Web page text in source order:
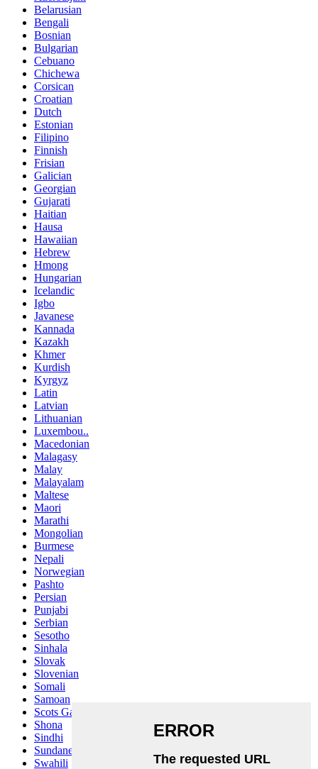
Belarusian
Bengali
Bosnian
Bulgarian
Cebuano
Chichewa
Corsican
Croatian
Dutch
Estonian
Filipino
Finnish
Frisian
Galician
Georgian
Gujarati
Haitian
Hausa
Hawaiian
Hebrew
Hmong
Hungarian
Icelandic
Igbo
Javanese
Kannada
Kazakh
Khmer
Kurdish
Kyrgyz
Latin
Latvian
Lithuanian
Luxembou..
Macedonian
Malagasy
Malay
Malayalam
Maltese
Maori
Marathi
Mongolian
Burmese
Nepali
Norwegian
Pashto
Persian
Punjabi
Serbian
Sesotho
Sinhala
Slovak
Slovenian
Somali
Samoan
Scots Gaelic
Shona
Sindhi
Sundanese
Swahili